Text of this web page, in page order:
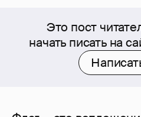
Это пост
начать писать на